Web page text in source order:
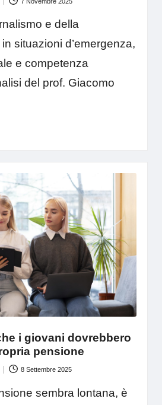
e della
situazioni d’emergenza,
e competenza
del prof. Giacomo
i giovani dovrebbero
pensione
8 Settembre 2025
sembra lontana, è